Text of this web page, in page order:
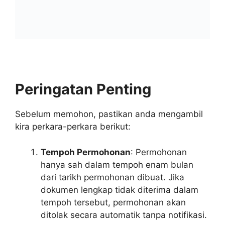
Peringatan Penting
Sebelum memohon, pastikan anda mengambil
kira perkara-perkara berikut:
Tempoh Permohonan: Permohonan
hanya sah dalam tempoh enam bulan
dari tarikh permohonan dibuat. Jika
dokumen lengkap tidak diterima dalam
tempoh tersebut, permohonan akan
ditolak secara automatik tanpa notifikasi.